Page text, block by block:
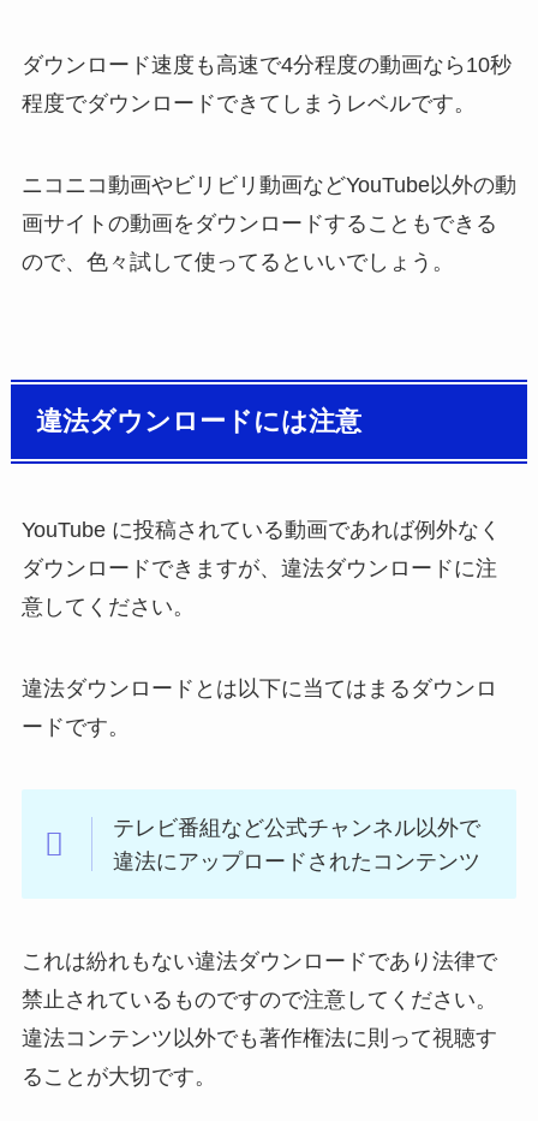
ダウンロード速度も高速で4分程度の動画なら10秒
程度でダウンロードできてしまうレベルです。
ニコニコ動画やビリビリ動画などYouTube以外の動
画サイトの動画をダウンロードすることもできる
ので、色々試して使ってるといいでしょう。
違法ダウンロードには注意
YouTube に投稿されている動画であれば例外なく
ダウンロードできますが、違法ダウンロードに注
意してください。
違法ダウンロードとは以下に当てはまるダウンロ
ードです。
テレビ番組など公式チャンネル以外で
違法にアップロードされたコンテンツ
これは紛れもない違法ダウンロードであり法律で
禁止されているものですので注意してください。
違法コンテンツ以外でも著作権法に則って視聴す
ることが大切です。